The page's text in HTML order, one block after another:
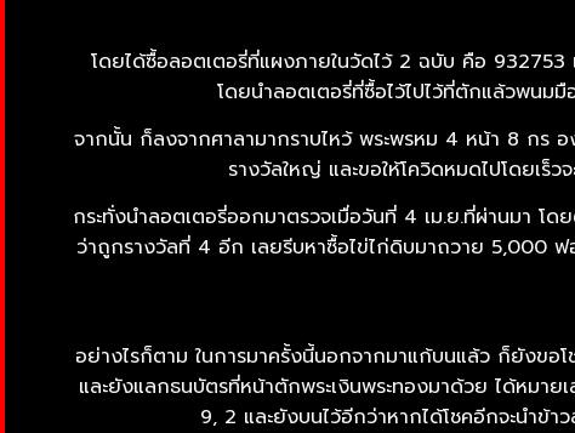
โดยได้ซื้อลอตเตอรี่ที่แผงภายในวัดไว้ 2 ฉบับ คือ
โดยนำลอตเตอรี่ที่ซื้อไว้ไปไว้ที่ตักแล้วพนมมื
จากนั้น ก็ลงจากศาลามากราบไหว้ พระพรหม 4 หน้า 8 กร
รางวัลใหญ่ และขอให้โควิดหมดไปโดยเร็
กระทั่งนำลอตเตอรี่ออกมาตรวจเมื่อวันที่ 4 เม.ย.ที่ผ่านมา
ว่าถูกรางวัลที่ 4 อีก เลยรีบหาซื้อไข่ไก่ดิบมาถวาย 5,000
อย่างไรก็ตาม ในการมาครั้งนี้นอกจากมาแก้บนแล้ว ก็ยังขอ
และยังแลกธนบัตรที่หน้าตักพระเงินพระทองมาด้วย ได้หมา
9, 2 และยังบนไว้อีกว่าหากได้โชคอีกจะนำข้